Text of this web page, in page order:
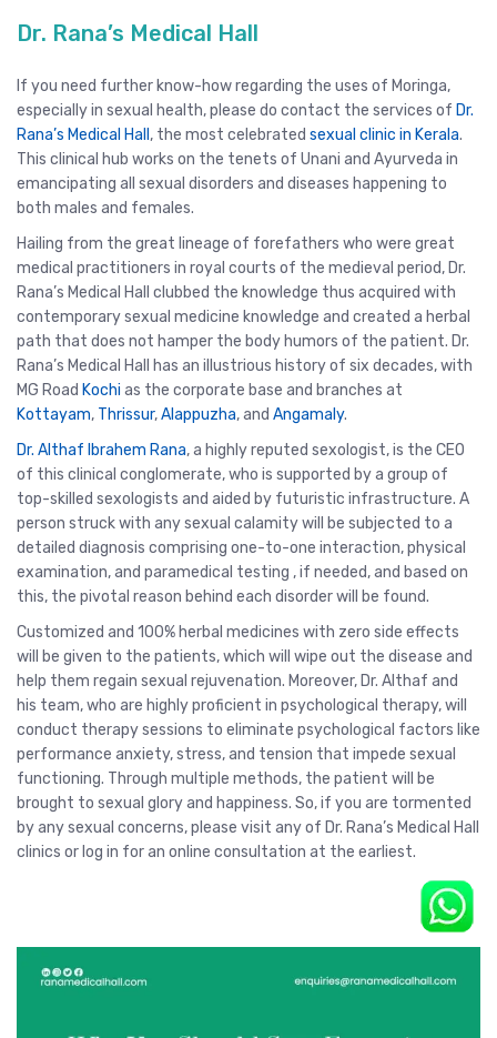
Dr. Rana’s Medical Hall
If you need further know-how regarding the uses of Moringa,
especially in sexual health, please do contact the services of Dr.
Rana’s Medical Hall , the most celebrated sexual clinic in Kerala.
This clinical hub works on the tenets of Unani and Ayurveda in
emancipating all sexual disorders and diseases happening to
both males and females.
Hailing from the great lineage of forefathers who were great
medical practitioners in royal courts of the medieval period, Dr.
Rana’s Medical Hall clubbed the knowledge thus acquired with
contemporary sexual medicine knowledge and created a herbal
path that does not hamper the body humors of the patient. Dr.
Rana’s Medical Hall has an illustrious history of six decades, with
MG Road Kochi as the corporate base and branches at
Kottayam, Thrissur,Alappuzha, and Angamaly.
Dr. Althaf Ibrahem Rana, a highly reputed sexologist, is the CEO
of this clinical conglomerate, who is supported by a group of
top-skilled sexologists and aided by futuristic infrastructure. A
person struck with any sexual calamity will be subjected to a
detailed diagnosis comprising one-to-one interaction, physical
examination, and paramedical testing , if needed, and based on
this, the pivotal reason behind each disorder will be found.
Customized and 100% herbal medicines with zero side effects
will be given to the patients, which will wipe out the disease and
help them regain sexual rejuvenation. Moreover, Dr. Althaf and
his team, who are highly proficient in psychological therapy, will
conduct therapy sessions to eliminate psychological factors like
performance anxiety, stress, and tension that impede sexual
functioning. Through multiple methods, the patient will be
brought to sexual glory and happiness. So, if you are tormented
by any sexual concerns, please visit any of Dr. Rana’s Medical Hall
clinics or log in for an online consultation at the earliest.